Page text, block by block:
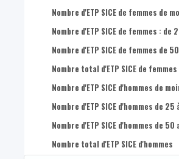
Nombre d'ETP SICE de femmes de
Nombre d'ETP SICE de femmes : de
Nombre d'ETP SICE de femmes de
Nombre total d'ETP SICE de femmes
Nombre d'ETP SICE d'hommes de
Nombre d'ETP SICE d'hommes de 25
Nombre d'ETP SICE d'hommes de
Nombre total d'ETP SICE d'hommes